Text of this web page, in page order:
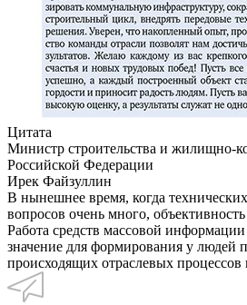
Цитата
Министр строительства и жилищно-
Российской Федерации
Ирек Файзуллин
В нынешнее время, когда
вопросов очень много,
Работа средств массовой
значение для формирования у людей
происходящих отраслевых